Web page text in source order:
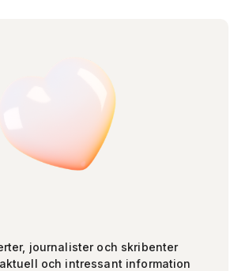
journalister och skribenter
och intressant information